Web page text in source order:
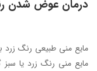
درمان عوض شدن
مایع منی طبیعی رنگ زرد
مایع منی رنگ زرد یا